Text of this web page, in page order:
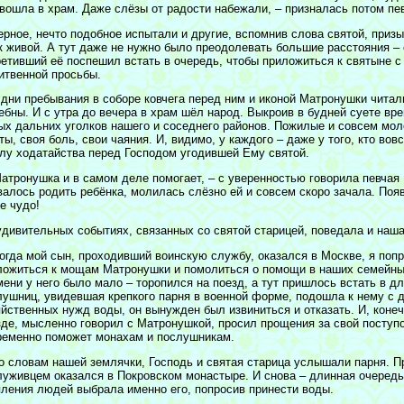
в храм. Даже слёзы от радости набежали, – призналась потом
нечто подобное испытали и другие, вспомнив слова святой,
живой. А тут даже не нужно было преодолевать большие расстояния
её поспешил встать в очередь, чтобы приложиться к святыне
просьбы.
пребывания в соборе ковчега перед ним и иконой Матронушки
И с утра до вечера в храм шёл народ. Выкроив в будней суете
дальних уголков нашего и соседнего районов. Пожилые и совсем
своя боль, свои чаяния. И, видимо, у каждого – даже у того, кто
ходатайства перед Господом угодившей Ему святой.
и в самом деле помогает, – с уверенностью говорила
родить ребёнка, молилась слёзно ей и совсем скоро зачала.
чудо!
событиях, связанных со святой старицей, поведала и
мой сын, проходивший воинскую службу, оказался в Москве, я
к мощам Матронушки и помолиться о помощи в наших
у него было мало – торопился на поезд, а тут пришлось встать в
увидевшая крепкого парня в военной форме, подошла к нему с
нужд воды, он вынужден был извиниться и отказать. И,
мысленно говорил с Матронушкой, просил прощения за свой
поможет монахам и послушникам.
словам нашей землячки, Господь и святая старица услышали парня.
оказался в Покровском монастыре. И снова – длинная
людей выбрала именно его, попросив принести воды.